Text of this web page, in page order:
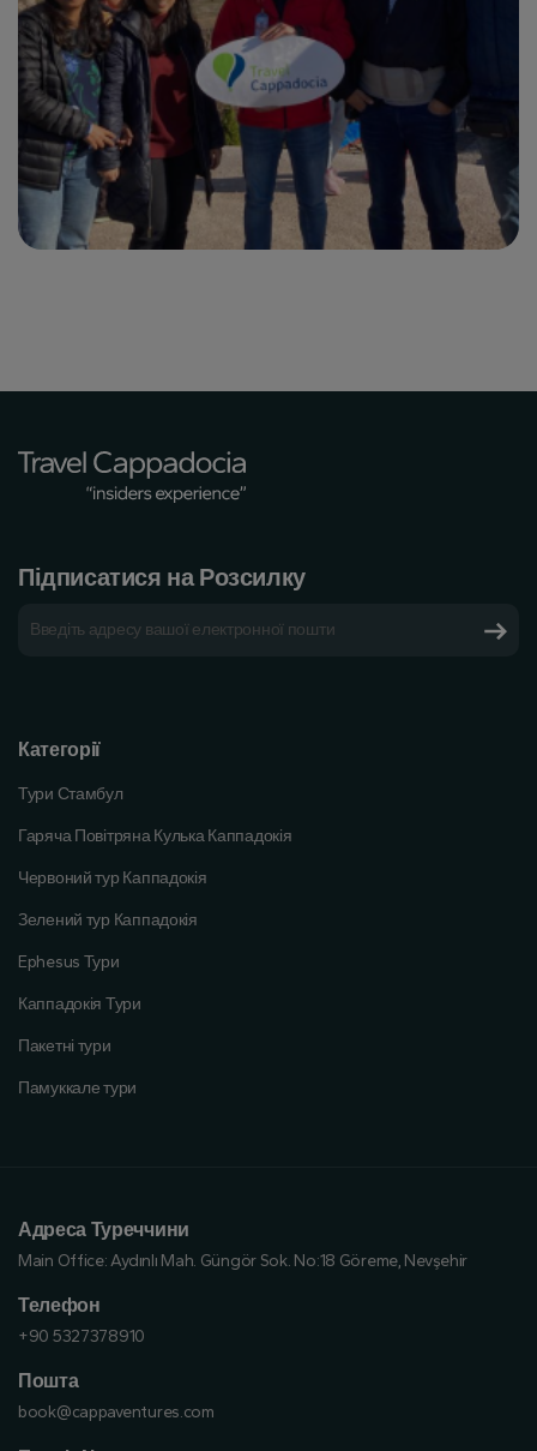
Підписатися на Розсилку
Категорії
Тури Стамбул
Гаряча Повітряна Кулька Каппадокія
Червоний тур Каппадокія
Зелений тур Каппадокія
Ephesus Тури
Каппадокія Тури
Пакетні тури
Памуккале тури
Адреса Туреччини
Main Office:Aydınlı Mah. Güngör Sok. No:18 Göreme, Nevşehir
Телефон
+90 5327378910
Пошта
book@cappaventures.com